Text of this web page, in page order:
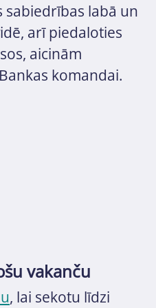
sabiedrības labā un
arī piedaloties
aicinām
komandai.
vakanču
, lai sekotu līdzi